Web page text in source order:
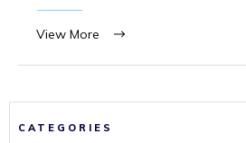
View More
CATEGORIES